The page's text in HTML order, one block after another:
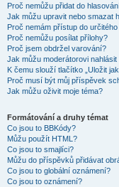
Proč nemůžu přidat do
Jak můžu upravit nebo smazat
Proč nemám přístup do
Proč nemůžu posílat přílohy?
Proč jsem obdržel varování?
Jak můžu moderátorovi
K čemu slouží tlačítko „Uložit
Proč musí být můj příspěvek
Jak můžu oživit moje téma?
Formátování a druhy témat
Co jsou to BBKódy?
Můžu použít HTML?
Co jsou to smajlíci?
Můžu do příspěvků přidávat
Co jsou to globální oznámení?
Co jsou to oznámení?